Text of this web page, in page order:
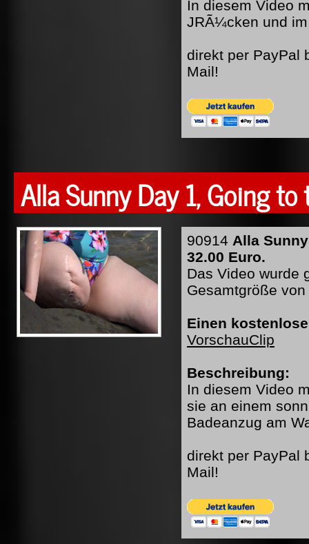
In diesem Video
JRÃ¼cken und
direkt per PayPal
Mail!
Alla Sunny Day 1, Going
90914 Alla
32.00 Euro.
Das Video wurde
Gesamtgröße
Einen
VorschauClip
Beschreibung:
In diesem Video
sie an einem
Badeanzug am
direkt per PayPal
Mail!